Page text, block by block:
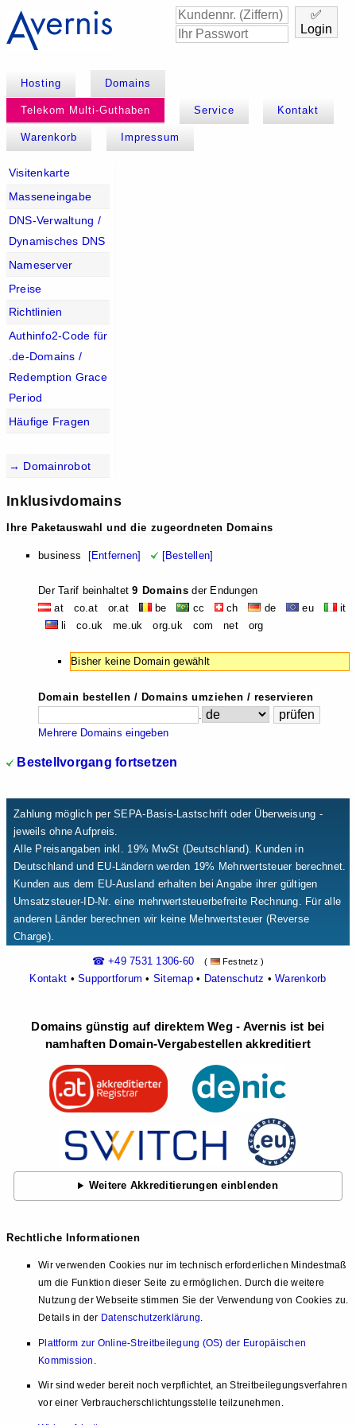
✅
Login
Hosting Domains
Telekom Multi-Guthaben Service Kontakt
Warenkorb Impressum
Visitenkarte
Masseneingabe
DNS-Verwaltung /
Dynamisches DNS
Nameserver
Preise
Richtlinien
Authinfo2-Code für
.de-Domains /
Redemption Grace
Period
Häufige Fragen
→ Domainrobot
Inklusivdomains
Ihre Paketauswahl und die zugeordneten Domains
business [Entfernen] [Bestellen]
Der Tarif beinhaltet9 Domains der Endungen
at co.at or.at
be cc ch de eu
it
li co.uk me.uk org.uk com net org
Bisher keine Domain gewählt
Domain bestellen / Domains umziehen / reservieren
.
Mehrere Domains eingeben
Bestellvorgang fortsetzen
Zahlung möglich per SEPA-Basis-Lastschrift oder Überweisung -
jeweils ohne Aufpreis.
Alle Preisangaben inkl. 19% MwSt (Deutschland). Kunden in
Deutschland und EU-Ländern werden 19% Mehrwertsteuer berechnet.
Kunden aus dem EU-Ausland erhalten bei Angabe ihrer gültigen
Umsatzsteuer-ID-Nr. eine mehrwertsteuerbefreite Rechnung. Für alle
anderen Länder berechnen wir keine Mehrwertsteuer (Reverse
Charge).
☎ +49 7531 1306-60 ( Festnetz )
Kontakt •Supportforum • Sitemap• Datenschutz •Warenkorb
Domains günstig auf direktem Weg - Avernis ist bei
namhaften Domain-Vergabestellen akkreditiert
Weitere Akkreditierungen einblenden
Rechtliche Informationen
Wir verwenden Cookies nur im technisch erforderlichen Mindestmaß
um die Funktion dieser Seite zu ermöglichen. Durch die weitere
Nutzung der Webseite stimmen Sie der Verwendung von Cookies zu.
Details in der Datenschutzerklärung.
Plattform zur Online-Streitbeilegung (OS) der Europäischen
Kommission
Wir sind weder bereit noch verpflichtet, an Streitbeilegungsverfahren
vor einer Verbraucherschlichtungsstelle teilzunehmen.